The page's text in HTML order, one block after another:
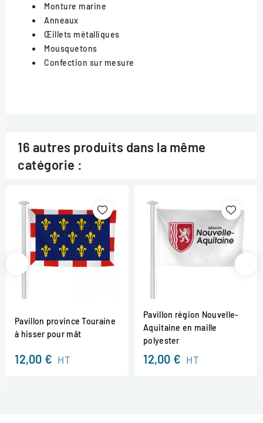
Monture marine
Anneaux
Œillets métalliques
Mousquetons
Confection sur mesure
16 autres produits dans la même
catégorie :
Pavillon province Touraine
à hisser pour mât
12,00 € HT
Pavillon région Nouvelle-
Aquitaine en maille
polyester
12,00 € HT